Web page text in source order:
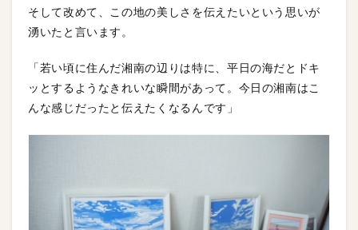
そして改めて、この地の美しさを伝えたいという思いが
湧いたと言います。
「若い頃に住んだ湘南の辺りは特に、平日の海だとドキ
ッとするようなきれいな瞬間があって。今日の湘南はこ
んな感じだったと伝えたくなるんです」